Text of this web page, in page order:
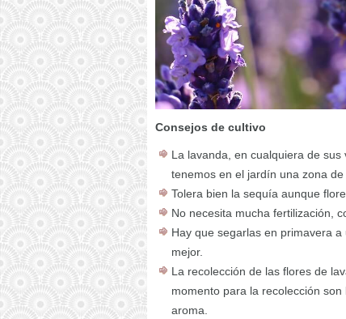
Consejos de cultivo
La lavanda, en cualquiera de
tenemos en el jardín una zona
Tolera bien la sequía aunque
No necesita mucha fertilización,
Hay que segarlas en primavera
mejor.
La recolección de las flores de
momento para la recolección
aroma.